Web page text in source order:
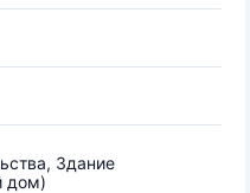
Здание
дом)